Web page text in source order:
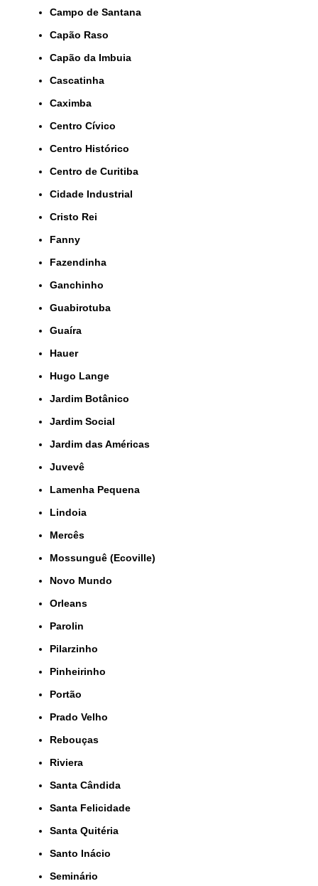
Campo de Santana
Capão Raso
Capão da Imbuia
Cascatinha
Caximba
Centro Cívico
Centro Histórico
Centro de Curitiba
Cidade Industrial
Cristo Rei
Fanny
Fazendinha
Ganchinho
Guabirotuba
Guaíra
Hauer
Hugo Lange
Jardim Botânico
Jardim Social
Jardim das Américas
Juvevê
Lamenha Pequena
Lindoia
Mercês
Mossunguê (Ecoville)
Novo Mundo
Orleans
Parolin
Pilarzinho
Pinheirinho
Portão
Prado Velho
Rebouças
Riviera
Santa Cândida
Santa Felicidade
Santa Quitéria
Santo Inácio
Seminário